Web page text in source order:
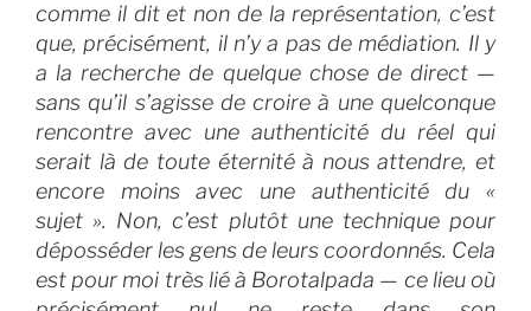
comme il dit et non de la représentation, c’est
que, précisément, il n’y a pas de médiation. Il y
a la recherche de quelque chose de direct —
sans qu’il s’agisse de croire à une quelconque
rencontre avec une authenticité du réel qui
serait là de toute éternité à nous attendre, et
encore moins avec une authenticité du «
sujet ». Non, c’est plutôt une technique pour
déposséder les gens de leurs coordonnés. Cela
est pour moi très lié à Borotalpada — ce lieu où